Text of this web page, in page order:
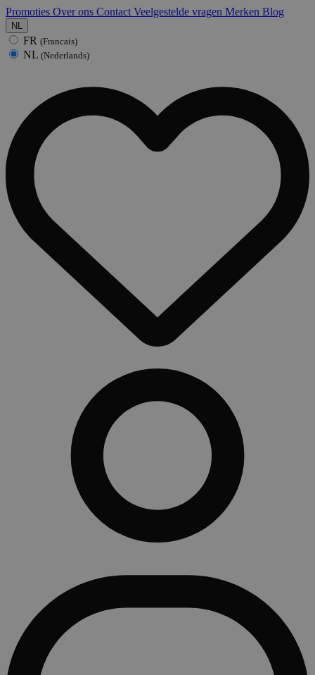
Promoties Over ons Contact Veelgestelde vragen Merken Blog
NL
FR (Francais)
NL (Nederlands)